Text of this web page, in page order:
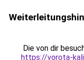
Die von dir
https://vorota-